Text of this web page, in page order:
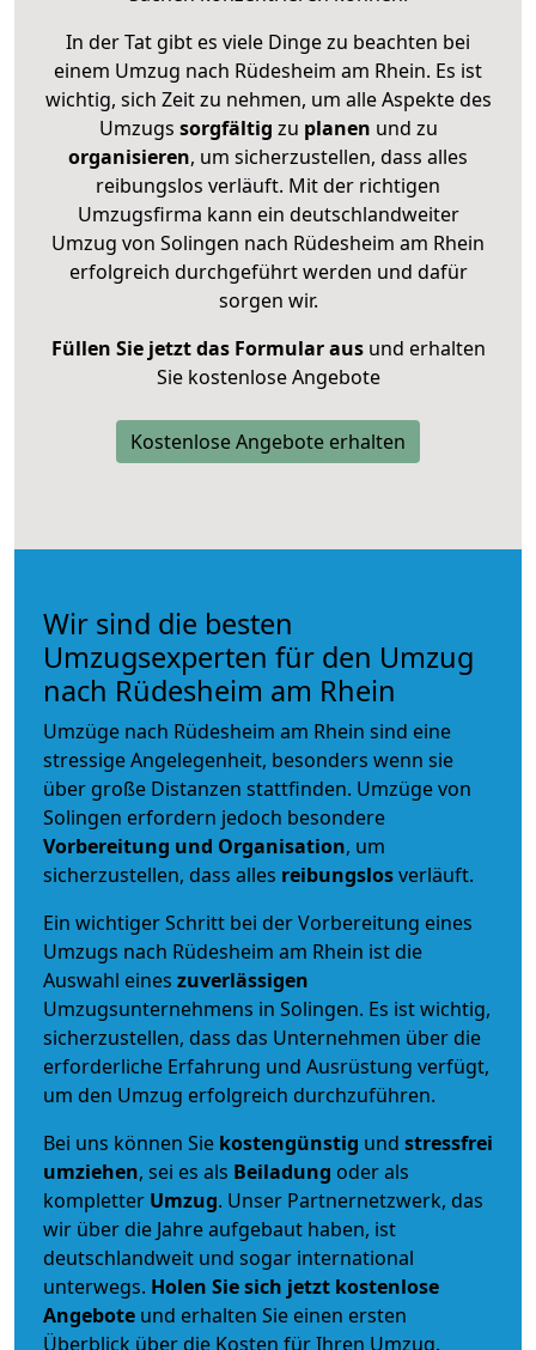
In der Tat gibt es viele Dinge zu beachten bei
einem Umzug nach Rüdesheim am Rhein. Es ist
wichtig, sich Zeit zu nehmen, um alle Aspekte des
Umzugs sorgfältig zu planen und zu
organisieren, um sicherzustellen, dass alles
reibungslos verläuft. Mit der richtigen
Umzugsfirma kann ein deutschlandweiter
Umzug von Solingen nach Rüdesheim am Rhein
erfolgreich durchgeführt werden und dafür
sorgen wir.
Füllen Sie jetzt das Formular ausund erhalten
Sie kostenlose Angebote
Kostenlose Angebote erhalten
Wir sind die besten
Umzugsexperten für den Umzug
nach Rüdesheim am Rhein
Umzüge nach Rüdesheim am Rhein sind eine
stressige Angelegenheit, besonders wenn sie
über große Distanzen stattfinden. Umzüge von
Solingen erfordern jedoch besondere
Vorbereitung und Organisation, um
sicherzustellen, dass alles reibungslosverläuft.
Ein wichtiger Schritt bei der Vorbereitung eines
Umzugs nach Rüdesheim am Rhein ist die
Auswahl eines zuverlässigen
Umzugsunternehmens in Solingen. Es ist wichtig,
sicherzustellen, dass das Unternehmen über die
erforderliche Erfahrung und Ausrüstung verfügt,
um den Umzug erfolgreich durchzuführen.
Bei uns können Sie kostengünstig und stressfrei
umziehen, sei es als Beiladung oder als
kompletter Umzug. Unser Partnernetzwerk, das
wir über die Jahre aufgebaut haben, ist
deutschlandweit und sogar international
unterwegs. Holen Sie sich jetzt kostenlose
Angebote und erhalten Sie einen ersten
Überblick über die Kosten für Ihren Umzug.